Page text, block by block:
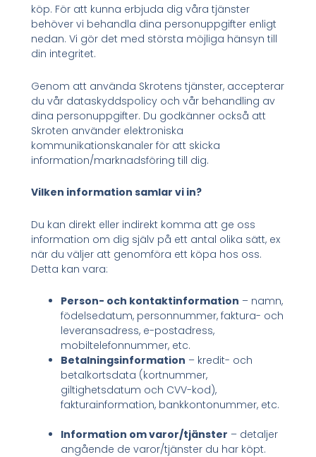
köp. För att kunna erbjuda dig våra tjänster
behöver vi behandla dina personuppgifter enligt
nedan. Vi gör det med största möjliga hänsyn till
din integritet.
Genom att använda Skrotens tjänster, accepterar
du vår dataskyddspolicy och vår behandling av
dina personuppgifter. Du godkänner också att
Skroten använder elektroniska
kommunikationskanaler för att skicka
information/marknadsföring till dig.
Vilken information samlar vi in?
Du kan direkt eller indirekt komma att ge oss
information om dig själv på ett antal olika sätt, ex
när du väljer att genomföra ett köpa hos oss.
Detta kan vara:
Person- och kontaktinformation – namn,
födelsedatum, personnummer, faktura- och
leveransadress, e-postadress,
mobiltelefonnummer, etc.
Betalningsinformation – kredit- och
betalkortsdata (kortnummer,
giltighetsdatum och CVV-kod),
fakturainformation, bankkontonummer, etc.
Information om varor/tjänster – detaljer
angående de varor/tjänster du har köpt.